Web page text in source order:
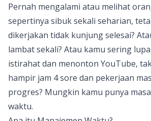
Pernah mengalami atau melihat
sepertinya sibuk sekali seharian,
dikerjakan tidak kunjung selesai?
lambat sekali? Atau kamu sering
istirahat dan menonton YouTube,
hampir jam 4 sore dan pekerjaan
progres? Mungkin kamu punya
waktu.